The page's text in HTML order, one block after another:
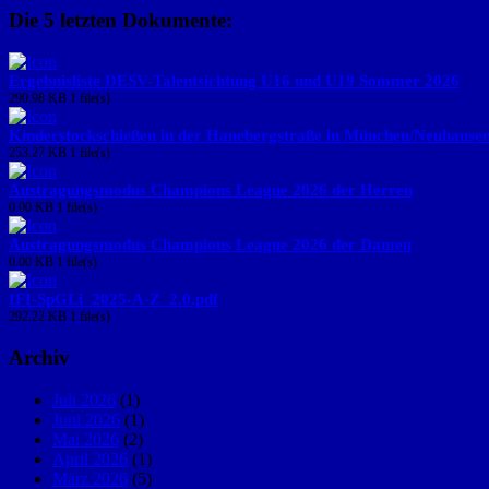
Die 5 letzten Dokumente:
Ergebnisliste DESV-Talentsichtung U16 und U19 Sommer 2026
290.98 KB 1 file(s)
Kinderstockschießen in der Hanebergstraße in München/
253.27 KB 1 file(s)
Austragungsmodus Champions League 2026 der Herren
0.00 KB 1 file(s)
Austragungsmodus Champions League 2026 der Damen
0.00 KB 1 file(s)
IFI-SpGLi_2025-A-Z_2.0.pdf
292.22 KB 1 file(s)
Archiv
Juli 2026 (1)
Juni 2026 (1)
Mai 2026 (2)
April 2026 (1)
März 2026 (5)